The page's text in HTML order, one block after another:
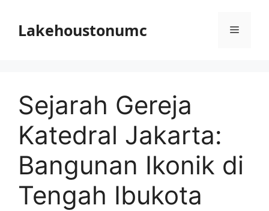
contentLakehoustonumc Menu
Sejarah Gereja
Katedral Jakarta:
Bangunan Ikonik di
Tengah Ibukota